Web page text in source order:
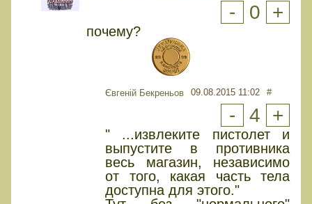
- 0 +
почему?
Євгеній Бекреньов 09.08.2015 11:02 #
- 4 +
" ...извлеките пистолет и
выпустите в противника
весь магазин, независимо
от того, какая часть тела
доступна для этого."